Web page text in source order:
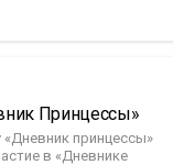
Принцессы»
принцессы»
в «Дневнике